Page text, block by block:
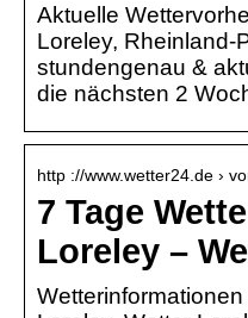
Aktuelle
Loreley,
stundengenau &
die nächsten 2
http ://www.wetter24.de ›
7 Tage
Loreley –